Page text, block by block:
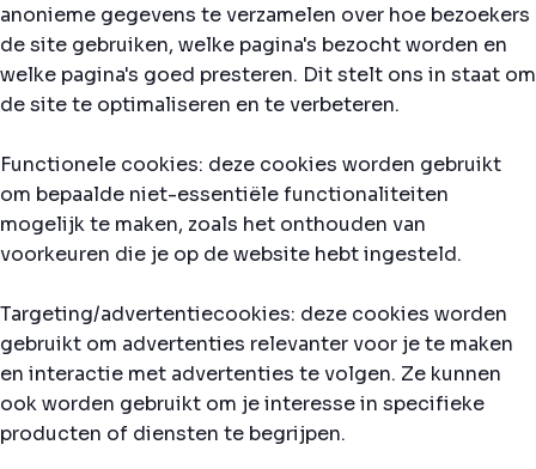
anonieme gegevens te verzamelen over hoe bezoekers
de site gebruiken, welke pagina's bezocht worden en
welke pagina's goed presteren. Dit stelt ons in staat om
de site te optimaliseren en te verbeteren.
Functionele cookies: deze cookies worden gebruikt
om bepaalde niet-essentiële functionaliteiten
mogelijk te maken, zoals het onthouden van
voorkeuren die je op de website hebt ingesteld.
Targeting/advertentiecookies: deze cookies worden
gebruikt om advertenties relevanter voor je te maken
en interactie met advertenties te volgen. Ze kunnen
ook worden gebruikt om je interesse in specifieke
producten of diensten te begrijpen.